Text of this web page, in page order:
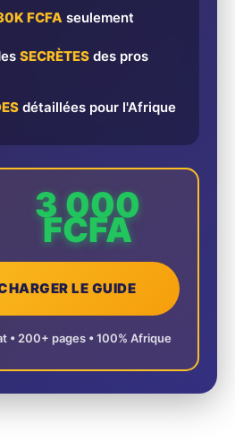
FCFA seulement
SECRÈTES des pros
détaillées pour l'Afrique
3 000
FCFA
LE GUIDE
• 200+ pages • 100% Afrique